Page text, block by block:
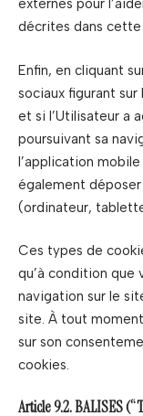
externes pour
décrites dans
Enfin, en cliquant
sociaux figurant
et si l’Utilisateur a
poursuivant sa
l’application
également
(ordinateur,
Ces types de
qu’à condition que
navigation sur le
site. À tout
sur son
cookies.
Article 9.2. BALISES